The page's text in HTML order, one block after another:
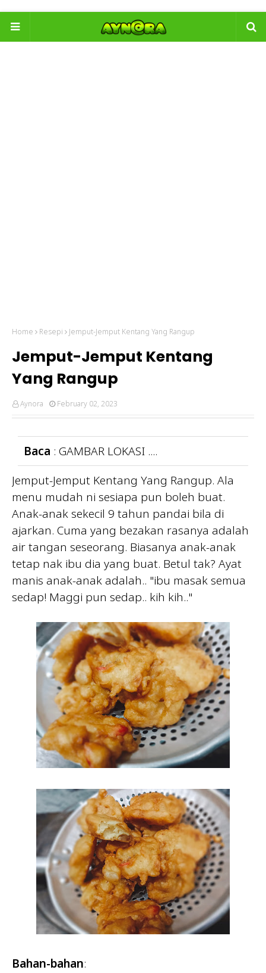
Home Resepi Jemput-Jemput Kentang Yang Rangup
Jemput-Jemput Kentang
Yang Rangup
Aynora February 02, 2023
Baca : GAMBAR LOKASI ....
Jemput-Jemput Kentang Yang Rangup. Ala
menu mudah ni sesiapa pun boleh buat.
Anak-anak sekecil 9 tahun pandai bila di
ajarkan. Cuma yang bezakan rasanya adalah
air tangan seseorang. Biasanya anak-anak
tetap nak ibu dia yang buat. Betul tak? Ayat
manis anak-anak adalah.. "ibu masak semua
sedap! Maggi pun sedap.. kih kih.."
Bahan-bahan: